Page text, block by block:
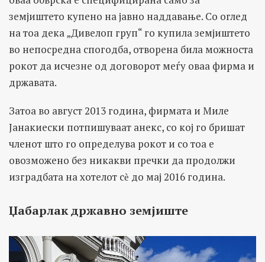
земјиштето купено на јавно наддавање. Со оглед
на тоа дека „Дивелоп груп“ го купила земјиштето
во непосредна спогодба, отворена била можноста
рокот да исчезне од договорот меѓу оваа фирма и
државата.
Затоа во август 2013 година, фирмата и Миле
Јанакиески потпишуваат анекс, со кој го бришат
членот што го определува рокот и со тоа е
овозможено без никакви пречки да продолжи
изградбата на хотелот сѐ до мај 2016 година.
Џабарлак државно земјиште